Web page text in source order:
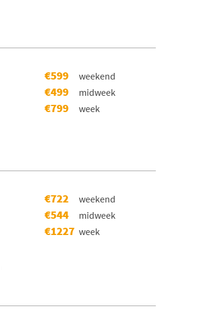
€599 weekend
€499 midweek
€799 week
€722 weekend
€544 midweek
€1227 week